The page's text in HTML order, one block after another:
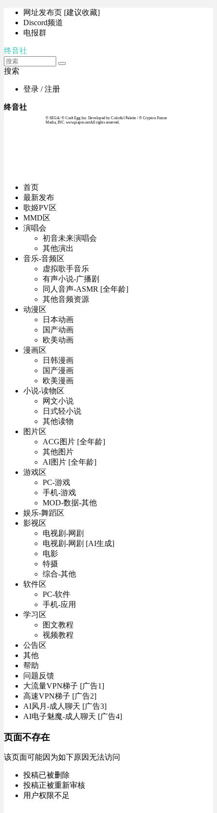
网址发布页 [建议收藏]
Discord频道
电报群
终音社
搜索
登录 / 注册
终音社
© SEGA / © Craft Egg Inc. Developed by Colorful Palette / © Crypton Future
Media, INC. www.piapro.netAll rights reserved.
首页
最新发布
歌姬PV区
MMD区
演唱会
初音未来演唱会
其他演出
音乐-音频区
虚拟歌手音乐
有声小说-广播剧
同人音声-ASMR [全年龄]
其他音频资源
动漫区
日本动画
国产动画
欧美动画
漫画区
日韩漫画
国产漫画
欧美漫画
小说-读物区
网文小说
日式轻小说
其他读物
图片区
ACG图片 [全年龄]
其他图片
AI图片 [全年龄]
游戏区
PC-游戏
手机-游戏
MOD-数据-其他
娱乐-舞蹈区
影视区
电视剧-网剧
电视剧-网剧 [AI生成]
电影
特摄
综合-其他
软件区
PC-软件
手机-应用
学习区
图文教程
视频教程
公告区
其他
帮助
问题反馈
大流量VPN梯子 [广告1]
高速VPN梯子 [广告2]
AI风月-成人聊天 [广告3]
AI电子魅魔-成人聊天 [广告4]
页面不存在
该页面可能因为如下原因无法访问
投稿已被删除
投稿正被重新审核
用户权限不足